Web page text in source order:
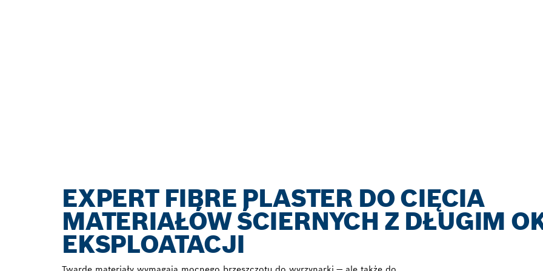
EXPERT FIBRE PLASTER DO CIĘCIA
MATERIAŁÓW ŚCIERNYCH Z DŁUGIM
EKSPLOATACJI